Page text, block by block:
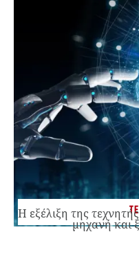
Η εξέλιξη της
μηχανή και